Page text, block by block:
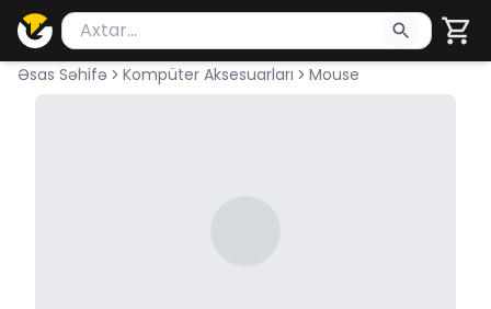
Məhsul axtar
Axtarış üçün ən azı 2 simvol yazın. Göndərmək
Əsas Səhifə Kompüter Aksesuarları Mouse